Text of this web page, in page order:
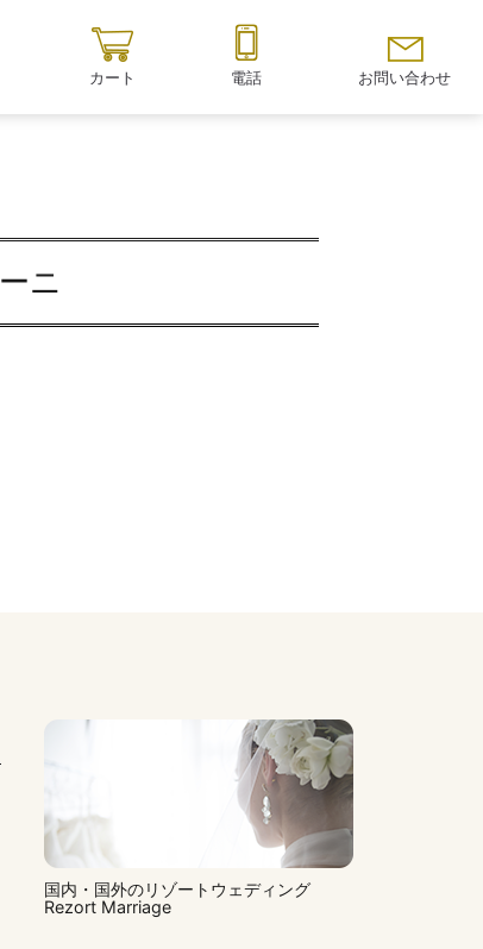
カート 電話 お問い合わせ
ニ
国内・国外のリゾートウェディング
Rezort Marriage